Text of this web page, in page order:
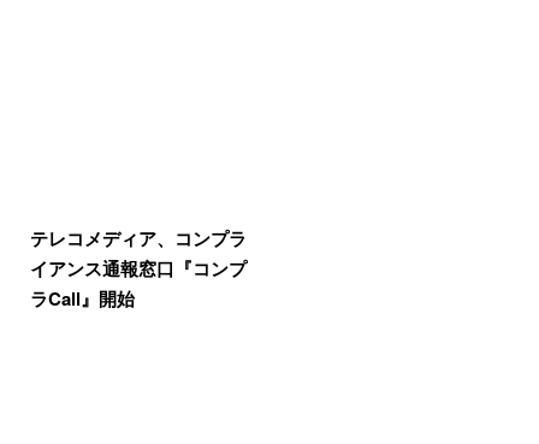
テレコメディア、コンプラ
イアンス通報窓口『コンプ
ラCall』開始